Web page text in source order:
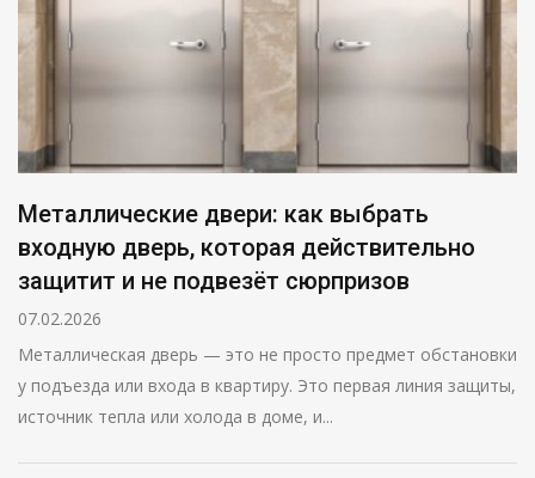
Металлические двери: как выбрать
входную дверь, которая действительно
защитит и не подвезёт сюрпризов
07.02.2026
Металлическая дверь — это не просто предмет обстановки
у подъезда или входа в квартиру. Это первая линия защиты,
источник тепла или холода в доме, и...